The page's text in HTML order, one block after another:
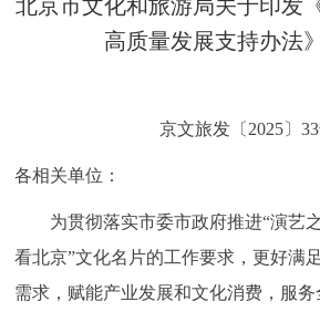
中介服务 阳光政务
政民互动
北京市文化和旅游局关于印发
高质量发展支持办法
京文旅发〔2025〕
各相关单位：
为贯彻落实市委市政府推进“演艺之
看北京”文化名片的工作要求，更好满
需求，赋能产业发展和文化消费，服务